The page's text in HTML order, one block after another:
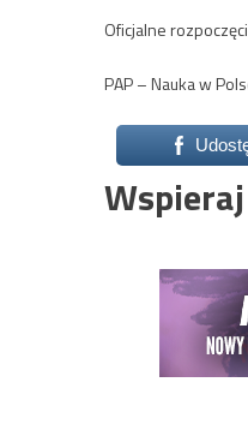
Oficjalne
PAP – Nauka w